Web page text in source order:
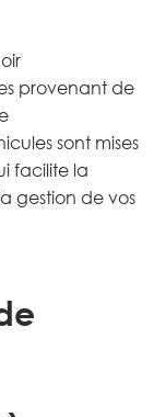
provenant de
sont mises
facilite la
gestion de vos